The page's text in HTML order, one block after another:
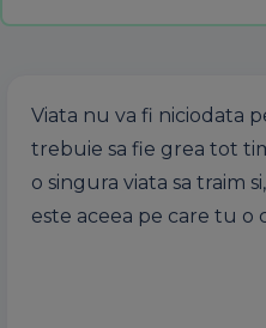
Viata nu va fi niciodata
trebuie sa fie grea tot
o singura viata sa traim
este aceea pe care tu o